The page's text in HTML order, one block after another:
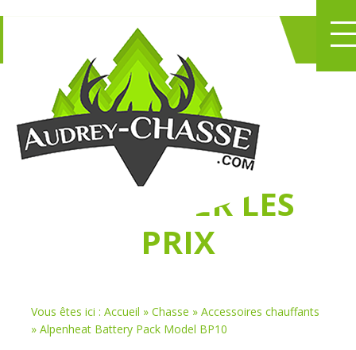
NE PERDEZ PLUS
DE TEMPS
CHASSER LES
PRIX
Vous êtes ici : Accueil » Chasse » Accessoires chauffants
» Alpenheat Battery Pack Model BP10